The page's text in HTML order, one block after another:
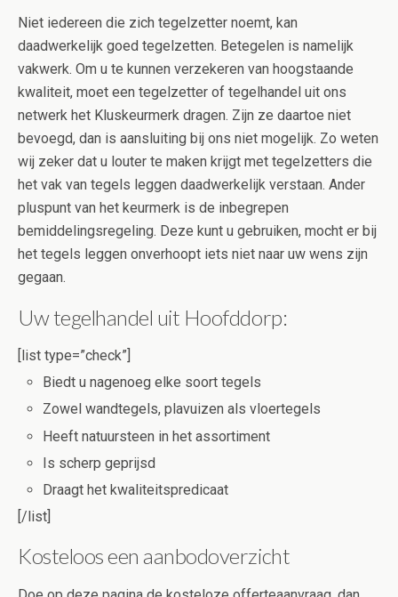
Niet iedereen die zich tegelzetter noemt, kan
daadwerkelijk goed tegelzetten. Betegelen is namelijk
vakwerk. Om u te kunnen verzekeren van hoogstaande
kwaliteit, moet een tegelzetter of tegelhandel uit ons
netwerk het Kluskeurmerk dragen. Zijn ze daartoe niet
bevoegd, dan is aansluiting bij ons niet mogelijk. Zo weten
wij zeker dat u louter te maken krijgt met tegelzetters die
het vak van tegels leggen daadwerkelijk verstaan. Ander
pluspunt van het keurmerk is de inbegrepen
bemiddelingsregeling. Deze kunt u gebruiken, mocht er bij
het tegels leggen onverhoopt iets niet naar uw wens zijn
gegaan.
Uw tegelhandel uit Hoofddorp:
[list type=”check”]
Biedt u nagenoeg elke soort tegels
Zowel wandtegels, plavuizen als vloertegels
Heeft natuursteen in het assortiment
Is scherp geprijsd
Draagt het kwaliteitspredicaat
[/list]
Kosteloos een aanbodoverzicht